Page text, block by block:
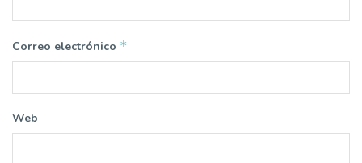
Correo electrónico *
Web